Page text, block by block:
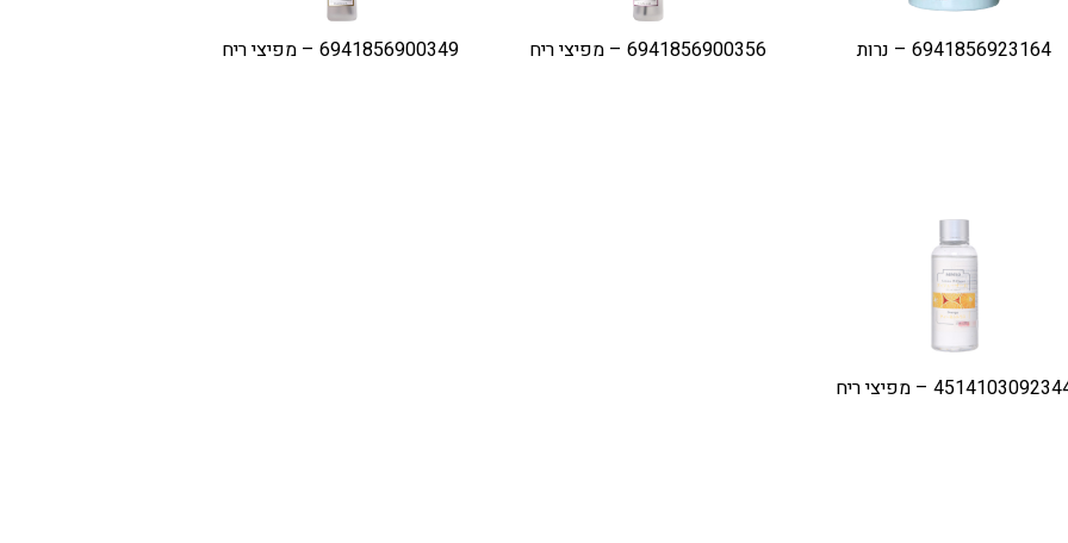
6941856923164 – נרות 6941856900356 – מפיצי ריח 6941856900349 – מפיצי ריח
– מפיצי ריח